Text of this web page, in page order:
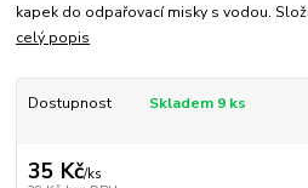
kapek do odpařovací misky s vodou.
celý popis
Dostupnost Skladem 9 ks
35 Kč/ks